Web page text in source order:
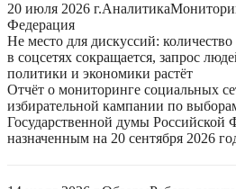
20 июля 2026 г.Аналитика
Федерация
Не место для дискуссий:
в соцсетях сокращается, запрос
политики и экономики растёт
Отчёт о мониторинге социальных
избирательной кампании по
Государственной думы Российской
назначенным на 20 сентября 2026